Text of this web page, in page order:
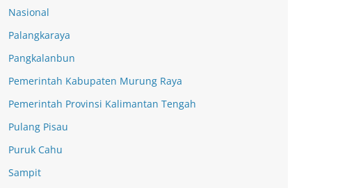
Nasional
Palangkaraya
Pangkalanbun
Pemerintah Kabupaten Murung Raya
Pemerintah Provinsi Kalimantan Tengah
Pulang Pisau
Puruk Cahu
Sampit